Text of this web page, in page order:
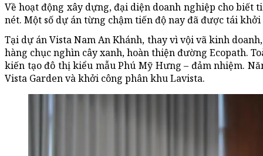
Về hoạt động xây dựng, đại diện doanh nghiệp cho
nét. Một số dự án từng chậm tiến độ nay đã được tái
Tại dự án Vista Nam An Khánh, thay vì vội vã kinh
hàng chục nghìn cây xanh, hoàn thiện đường Ecopath.
kiến tạo đô thị kiểu mẫu Phú Mỹ Hưng – đảm nhiệm.
Vista Garden và khởi công phân khu Lavista.